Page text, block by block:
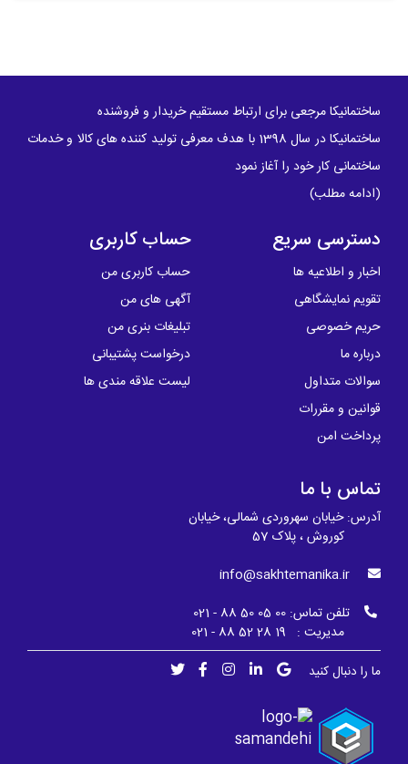
ساختمانیکا مرجعی برای ارتباط مستقیم خریدار و فروشنده
ساختمانیکا در سال 1398 با هدف معرفی تولید کننده های کالا و خدمات
ساختمانی کار خود را آغاز نمود
(ادامه مطلب)
دسترسی سریع
اخبار و اطلاعیه ها
تقویم نمایشگاهی
حریم خصوصی
درباره ما
سوالات متداول
قوانین و مقررات
پرداخت امن
حساب کاربری
حساب کاربری من
آگهی های من
تبلیغات بنری من
درخواست پشتیبانی
لیست علاقه مندی ها
تماس با ما
آدرس: خیابان سهروردی شمالی، خیابان
کوروش ، پلاک 57
info@sakhtemanika.ir
تلفن تماس: 00 05 50 88 - 021
مدیریت : 19 28 52 88 - 021
ما را دنبال کنید